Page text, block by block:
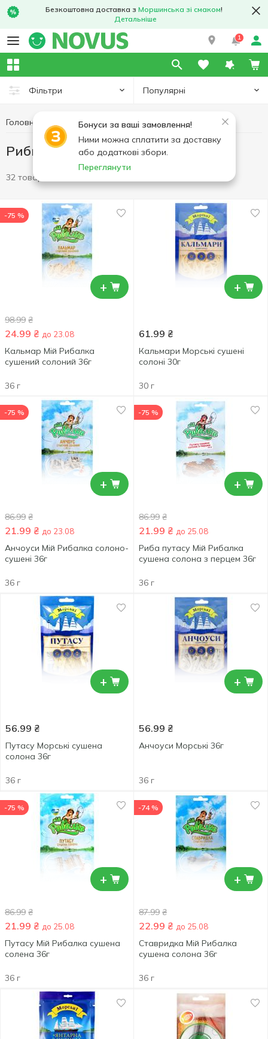
Безкоштовна доставка з Моршинська зі смаком!
Детальніше
1
Фільтри Популярні
Бонуси за ваші замовлення!
Ними можна сплатити за доставку
або додаткові збори.
Переглянути
Головна Чипси та снеки Рибні снеки
Рибні снеки
32 товари
+
-75 %
98.99 ₴
24.99 ₴ до 23.08
Кальмар Мій Рибалка
сушений солоний 36г
36 г
+
61.99 ₴
Кальмари Морські сушені
солоні 30г
30 г
+
-75 %
86.99 ₴
21.99 ₴ до 23.08
Анчоуси Мій Рибалка солоно-
сушені 36г
36 г
+
-75 %
86.99 ₴
21.99 ₴ до 25.08
Риба путасу Мій Рибалка
сушена солона з перцем 36г
36 г
+
56.99 ₴
Путасу Морські сушена
солона 36г
36 г
+
56.99 ₴
Анчоуси Морські 36г
36 г
+
-75 %
86.99 ₴
21.99 ₴ до 25.08
Путасу Мій Рибалка сушена
солена 36г
36 г
+
-74 %
87.99 ₴
22.99 ₴ до 25.08
Ставридка Мій Рибалка
сушена солона 36г
36 г